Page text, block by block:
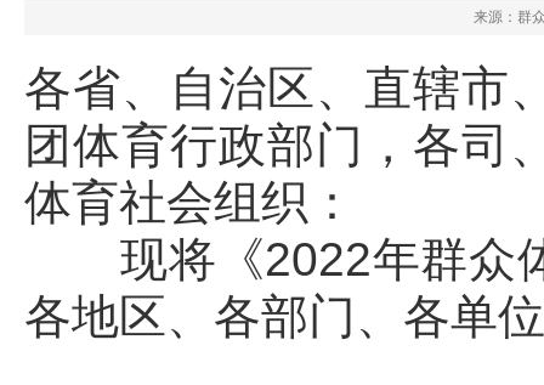
来源：群
各省、自治区、直辖市
团体育行政部门，各司
体育社会组织：
现将《2022年群众
各地区、各部门、各单